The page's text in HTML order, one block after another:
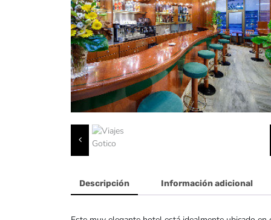
Descripción Información adicional